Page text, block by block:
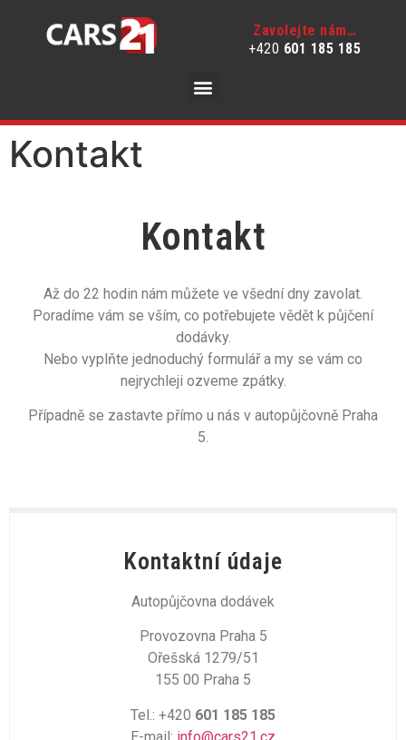
Zavolejte nám…
+420 601 185 185
Kontakt
Kontakt
Až do 22 hodin nám můžete ve všední dny zavolat.
Poradíme vám se vším, co potřebujete vědět k půjčení
dodávky.
Nebo vyplňte jednoduchý formulář a my se vám co
nejrychleji ozveme zpátky.
Případně se zastavte přímo u nás v autopůjčovně Praha
5.
Kontaktní údaje
Autopůjčovna dodávek
Provozovna Praha 5
Ořešská 1279/51
155 00 Praha 5
Tel.: +420 601 185 185
E-mail: info@cars21.cz